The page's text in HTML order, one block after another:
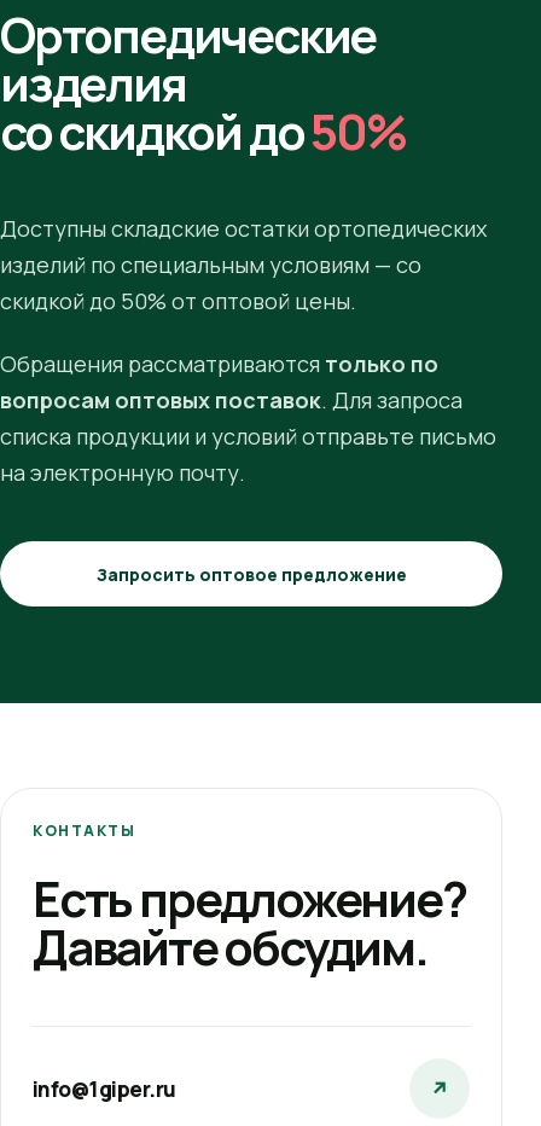
Ортопедические
изделия
со скидкой до50%
Доступны складские остатки ортопедических
изделий по специальным условиям — со
скидкой до 50% от оптовой цены.
Обращения рассматриваются только по
вопросам оптовых поставок. Для запроса
списка продукции и условий отправьте письмо
на электронную почту.
Запросить оптовое предложение
КОНТАКТЫ
Есть предложение?
Давайте обсудим.
info@1giper.ru ↗